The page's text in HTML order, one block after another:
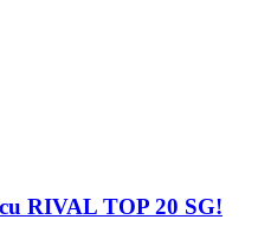
RIVAL TOP 20 SG!